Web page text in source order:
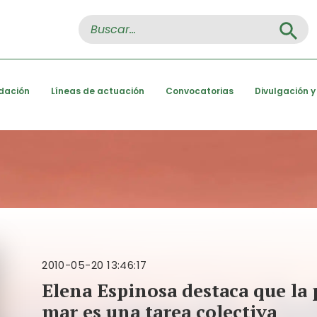
Search
for:
Search Button
Líneas de actuación Convocatorias Divulgación
2010-05-20 13:46:17
Elena Espinosa destaca que
mar es una tarea colectiva